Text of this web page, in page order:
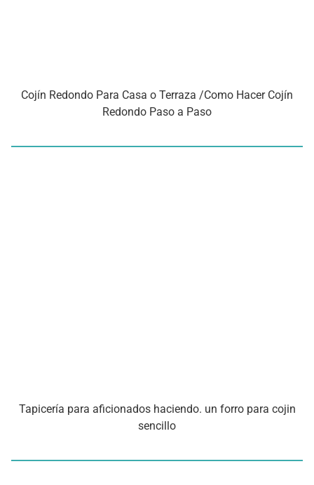
Cojín Redondo Para Casa o Terraza /Como Hacer Cojín
Redondo Paso a Paso
Tapicería para aficionados haciendo. un forro para cojin
sencillo